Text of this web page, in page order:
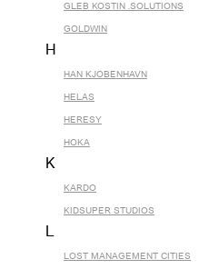
GLEB KOSTIN .SOLUTIONS
GOLDWIN
H
HAN KJOBENHAVN
HELAS
HERESY
HOKA
K
KARDO
KIDSUPER STUDIOS
L
LOST MANAGEMENT CITIES